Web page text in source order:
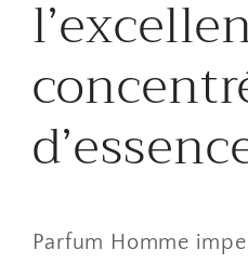
Parfum Homme